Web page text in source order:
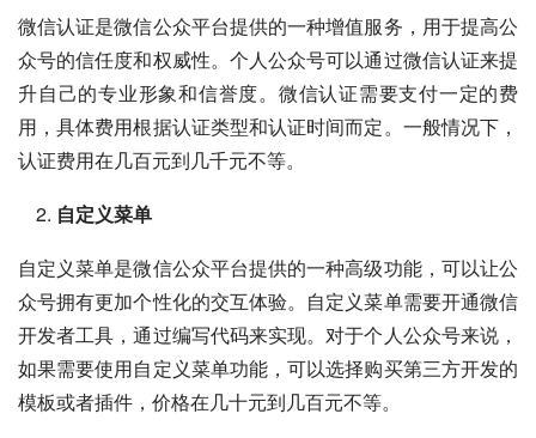
微信认证是微信公众平台提供的一种增值服务，用于提高公
众号的信任度和权威性。个人公众号可以通过微信认证来提
升自己的专业形象和信誉度。微信认证需要支付一定的费
用，具体费用根据认证类型和认证时间而定。一般情况下，
认证费用在几百元到几千元不等。
自定义菜单
自定义菜单是微信公众平台提供的一种高级功能，可以让公
众号拥有更加个性化的交互体验。自定义菜单需要开通微信
开发者工具，通过编写代码来实现。对于个人公众号来说，
如果需要使用自定义菜单功能，可以选择购买第三方开发的
模板或者插件，价格在几十元到几百元不等。